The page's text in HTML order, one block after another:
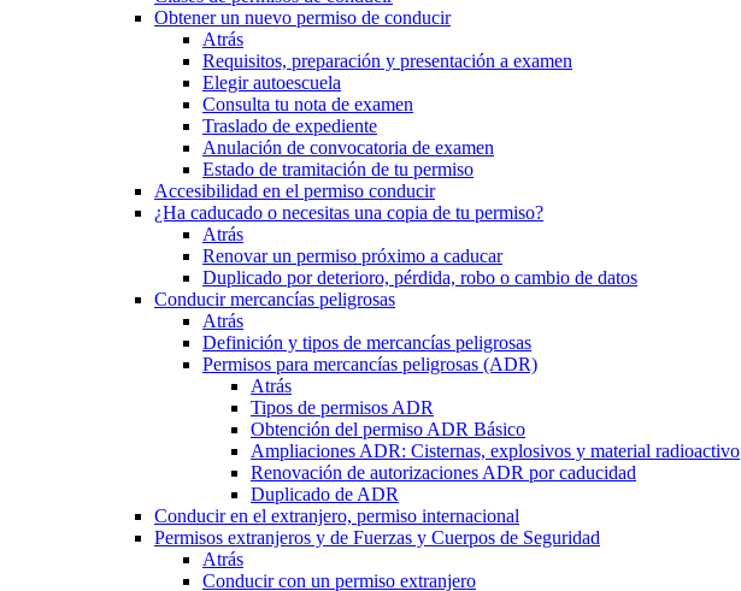
Obtener un nuevo permiso de conducir
Atrás
Requisitos, preparación y presentación a examen
Elegir autoescuela
Consulta tu nota de examen
Traslado de expediente
Anulación de convocatoria de examen
Estado de tramitación de tu permiso
Accesibilidad en el permiso conducir
¿Ha caducado o necesitas una copia de tu permiso?
Atrás
Renovar un permiso próximo a caducar
Duplicado por deterioro, pérdida, robo o cambio de datos
Conducir mercancías peligrosas
Atrás
Definición y tipos de mercancías peligrosas
Permisos para mercancías peligrosas (ADR)
Atrás
Tipos de permisos ADR
Obtención del permiso ADR Básico
Ampliaciones ADR: Cisternas, explosivos y material radioactivo
Renovación de autorizaciones ADR por caducidad
Duplicado de ADR
Conducir en el extranjero, permiso internacional
Permisos extranjeros y de Fuerzas y Cuerpos de Seguridad
Atrás
Conducir con un permiso extranjero